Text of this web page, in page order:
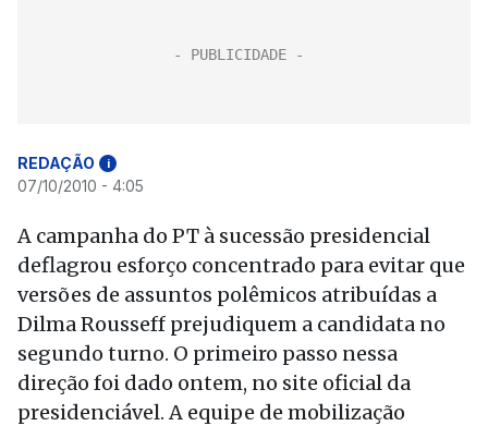
REDAÇÃO i
07/10/2010 - 4:05
A campanha do PT à sucessão presidencial
deflagrou esforço concentrado para evitar que
versões de assuntos polêmicos atribuídas a
Dilma Rousseff prejudiquem a candidata no
segundo turno. O primeiro passo nessa
direção foi dado ontem, no site oficial da
presidenciável. A equipe de mobilização